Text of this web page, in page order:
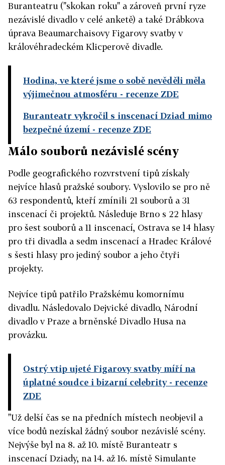
Buranteatru ("skokan roku" a zároveň první ryze
nezávislé divadlo v celé anketě) a také Drábkova
úprava Beaumarchaisovy Figarovy svatby v
královéhradeckém Klicperově divadle.
Hodina, ve které jsme o sobě nevěděli měla
výjimečnou atmosféru - recenze ZDE
Buranteatr vykročil s inscenací Dziad mimo
bezpečné území - recenze ZDE
Málo souborů nezávislé scény
Podle geografického rozvrstvení tipů získaly
nejvíce hlasů pražské soubory. Vyslovilo se pro ně
63 respondentů, kteří zmínili 21 souborů a 31
inscenací či projektů. Následuje Brno s 22 hlasy
pro šest souborů a 11 inscenací, Ostrava se 14 hlasy
pro tři divadla a sedm inscenací a Hradec Králové
s šesti hlasy pro jediný soubor a jeho čtyři
projekty.
Nejvíce tipů patřilo Pražskému komornímu
divadlu. Následovalo Dejvické divadlo, Národní
divadlo v Praze a brněnské Divadlo Husa na
provázku.
Ostrý vtip ujeté Figarovy svatby míří na
úplatné soudce i bizarní celebrity- recenze
ZDE
"Už delší čas se na předních místech neobjevil a
více bodů nezískal žádný soubor nezávislé scény.
Nejvýše byl na 8. až 10. místě Buranteatr s
inscenací Dziady, na 14. až 16. místě Simulante